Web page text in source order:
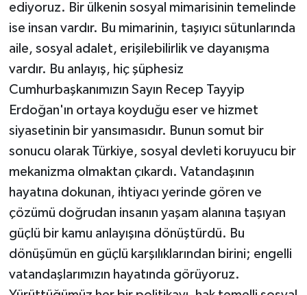
ediyoruz. Bir ülkenin sosyal mimarisinin temelinde
ise insan vardır. Bu mimarinin, taşıyıcı sütunlarında
aile, sosyal adalet, erişilebilirlik ve dayanışma
vardır. Bu anlayış, hiç şüphesiz
Cumhurbaşkanımızın Sayın Recep Tayyip
Erdoğan'ın ortaya koyduğu eser ve hizmet
siyasetinin bir yansımasıdır. Bunun somut bir
sonucu olarak Türkiye, sosyal devleti koruyucu bir
mekanizma olmaktan çıkardı. Vatandaşının
hayatına dokunan, ihtiyacı yerinde gören ve
çözümü doğrudan insanın yaşam alanına taşıyan
güçlü bir kamu anlayışına dönüştürdü. Bu
dönüşümün en güçlü karşılıklarından birini; engelli
vatandaşlarımızın hayatında görüyoruz.